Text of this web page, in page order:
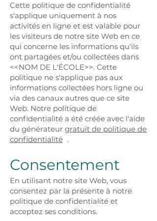
Cette politique de confidentialité
s'applique uniquement à nos
activités en ligne et est valable pour
les visiteurs de notre site Web en ce
qui concerne les informations qu'ils
ont partagées et/ou collectées dans
<<NOM DE L'ÉCOLE>>. Cette
politique ne s'applique pas aux
informations collectées hors ligne ou
via des canaux autres que ce site
Web. Notre politique de
confidentialité a été créée avec l'aide
du générateur gratuit de politique de
confidentialité .
Consentement
En utilisant notre site Web, vous
consentez par la présente à notre
politique de confidentialité et
acceptez ses conditions.